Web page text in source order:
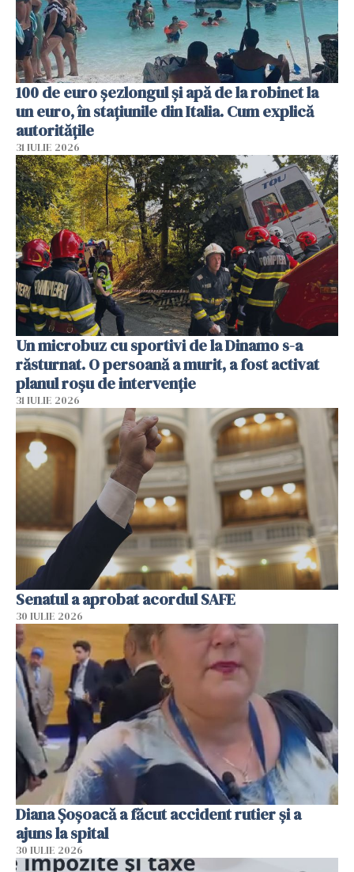
100 de euro șezlongul și apă de la robinet la
un euro, în stațiunile din Italia. Cum explică
autoritățile
31 IULIE 2026
Un microbuz cu sportivi de la Dinamo s-a
răsturnat. O persoană a murit, a fost activat
planul roșu de intervenție
31 IULIE 2026
Senatul a aprobat acordul SAFE
30 IULIE 2026
Diana Șoșoacă a făcut accident rutier și a
ajuns la spital
30 IULIE 2026